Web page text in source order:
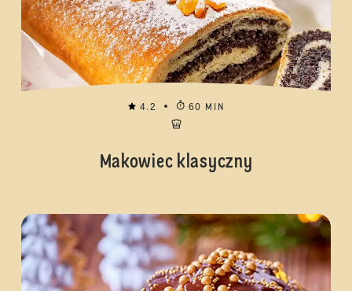
4.2 60 MIN
Makowiec klasyczny